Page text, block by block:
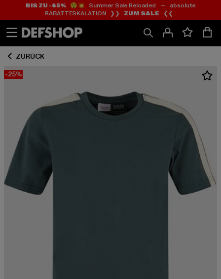
Zum
Inhalt
springen
Zum
Fußzeile
springen
BIS ZU -65%😲💥 Summer Sale Reloaded — absolute
RABATTESKALATION ❯❯ ZUM SALE ❮❮
ZURÜCK
-25%